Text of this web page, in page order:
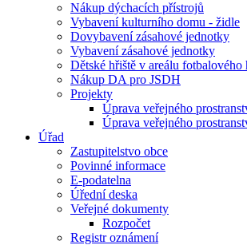
Nákup dýchacích přístrojů
Vybavení kulturního domu - židle
Dovybavení zásahové jednotky
Vybavení zásahové jednotky
Dětské hřiště v areálu fotbalového
Nákup DA pro JSDH
Projekty
Úprava veřejného
Úprava veřejného
Úřad
Zastupitelstvo obce
Povinné informace
E-podatelna
Úřední deska
Veřejné dokumenty
Rozpočet
Registr oznámení